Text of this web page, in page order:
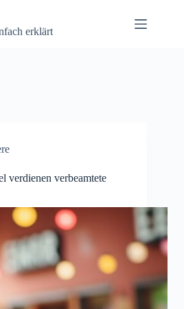
erklärt
verdienen verbeamtete